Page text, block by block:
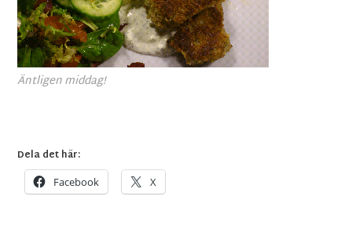
Äntligen middag!
Dela det här:
Facebook X